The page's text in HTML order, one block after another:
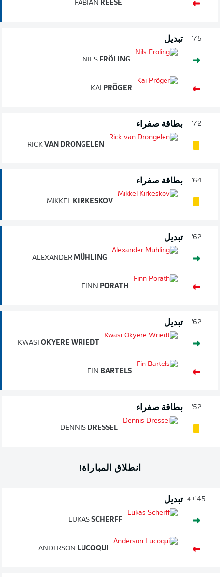
FABIAN REESE
75' تبديل
NILS FRÖLING
KAI PRÖGER
72' بطاقة صفراء
RICK VAN DRONGELEN
64' بطاقة صفراء
MIKKEL KIRKESKOV
62' تبديل
ALEXANDER MÜHLING
FINN PORATH
62' تبديل
KWASI OKYERE WRIEDT
FIN BARTELS
52' بطاقة صفراء
DENNIS DRESSEL
انطلاق المباراة!
45'
+ 4 تبديل
LUKAS SCHERFF
ANDERSON LUCOQUI